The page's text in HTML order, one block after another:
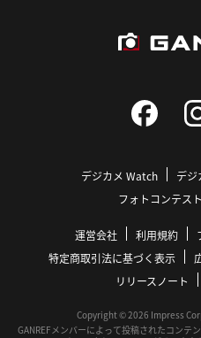
デジカメ Watch
デ
フォトコンテス
運営会社 利用規約
特定商取引法に基づく表示
リリースノート
Copyright © 2026 Impress
GANREFメンバーによって投稿されたコンテ